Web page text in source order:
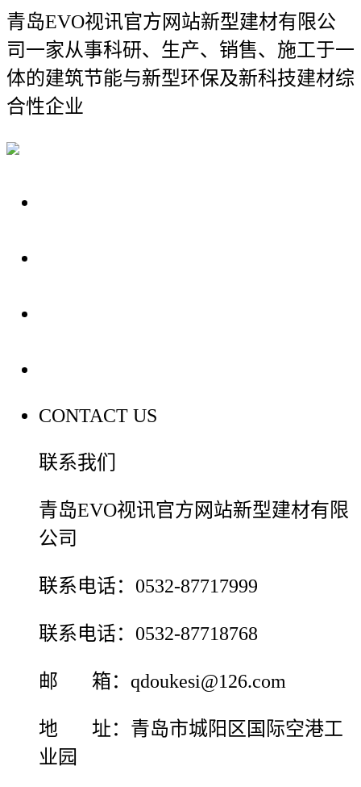
青岛EVO视讯官方网站新型建材有限公
司一家从事科研、生产、销售、施工于一
体的建筑节能与新型环保及新科技建材综
合性企业
CONTACT US
联系我们
青岛EVO视讯官方网站新型建材有限
公司
联系电话：0532-87717999
联系电话：0532-87718768
邮 箱：qdoukesi@126.com
地 址：青岛市城阳区国际空港工
业园